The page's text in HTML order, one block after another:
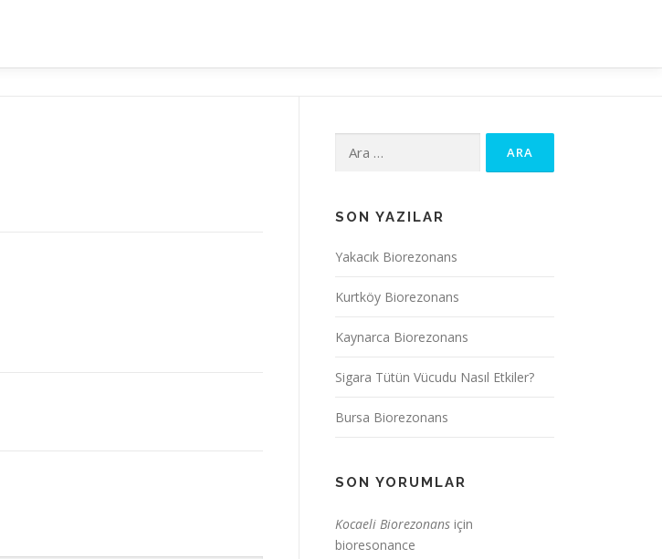
SON YAZILAR
Yakacık Biorezonans
Kurtköy Biorezonans
Kaynarca Biorezonans
Sigara Tütün Vücudu Nasıl Etkiler?
Bursa Biorezonans
SON YORUMLAR
Kocaeli Biorezonans için
bioresonance